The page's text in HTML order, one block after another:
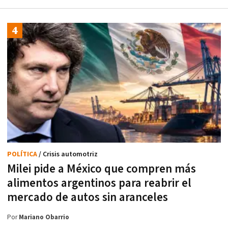
Milei pide a México que compren más
alimentos argentinos para reabrir el
mercado de autos sin aranceles
POLÍTICA/ Crisis automotriz
PorMariano Obarrio